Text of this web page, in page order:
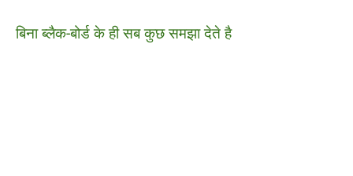
बिना ब्लैक-बोर्ड के ही सब कुछ समझा देते है